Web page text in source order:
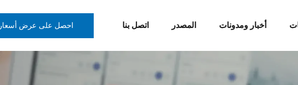
أخبار ومدونات المصدر اتصل بنا احصل على عرض أسعار